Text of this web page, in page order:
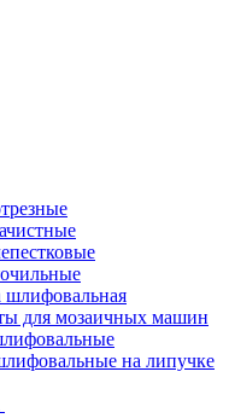
для мозаичных машин
на липучке